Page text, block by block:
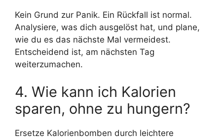
Kein Grund zur Panik. Ein Rückfall ist normal.
Analysiere, was dich ausgelöst hat, und plane,
wie du es das nächste Mal vermeidest.
Entscheidend ist, am nächsten Tag
weiterzumachen.
4. Wie kann ich Kalorien
sparen, ohne zu hungern?
Ersetze Kalorienbomben durch leichtere